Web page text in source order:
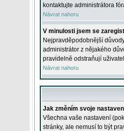
kontaktujte administrátora
Návrat nahoru
V minulosti jsem se
Nejpravděpodobnější
administrátor z nějakého
pravidelně odstraňují
Návrat nahoru
Jak změním svoje
Všechna vaše nastavení
stránky, ale nemusí to být